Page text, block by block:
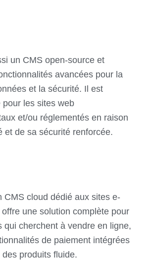
un CMS open-source et
avancées pour la
et la sécurité. Il est
pour les sites web
et/ou réglementés en raison
et de sa sécurité renforcée.
CMS cloud dédié aux sites e-
une solution complète pour
qui cherchent à vendre en ligne,
de paiement intégrées
produits fluide.